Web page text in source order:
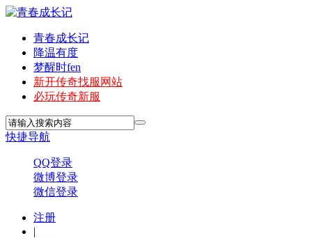
青春成长记
降温有度
梦醒时fen
新开传奇找服网站
必玩传奇新服
快捷导航
QQ登录
微博登录
微信登录
注册
|